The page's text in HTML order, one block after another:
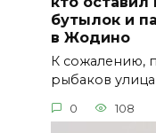
бутылок и
в Жодино
К сожалению,
рыбаков улица
0 108